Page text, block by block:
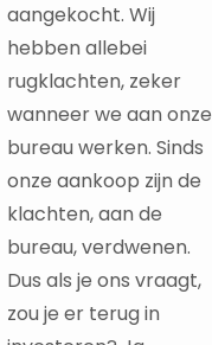
aangekocht. Wij
hebben allebei
rugklachten, zeker
wanneer we aan onze
bureau werken. Sinds
onze aankoop zijn de
klachten, aan de
bureau, verdwenen.
Dus als je ons vraagt,
zou je er terug in